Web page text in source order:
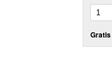
Gratis